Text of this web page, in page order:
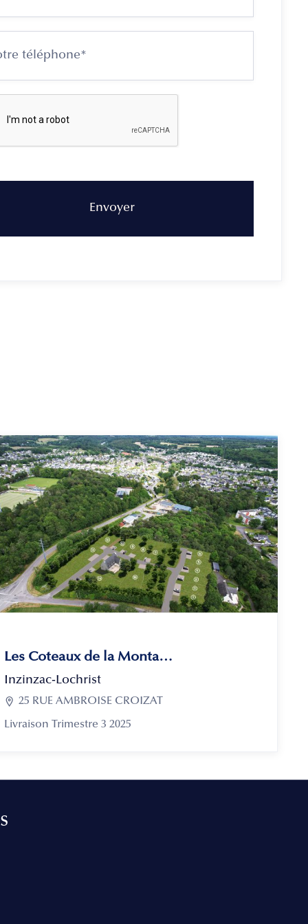
Les Coteaux de la Montagne
Inzinzac-Lochrist
 25 RUE AMBROISE CROIZAT
Livraison Trimestre 3 2025